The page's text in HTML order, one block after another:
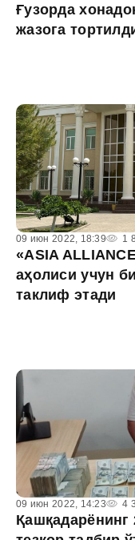
Ғузорда
жазога
09 июн 2022, 18:39 1
«ASIA
аҳолиси учун
таклиф этади
09 июн 2022, 14:23 4